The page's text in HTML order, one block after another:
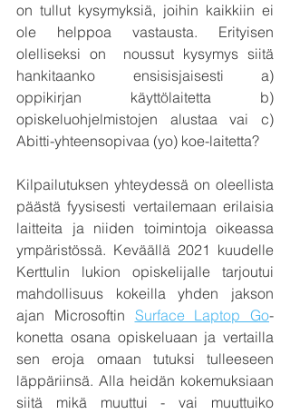
on tullut kysymyksiä, joihin kaikkiin ei
ole helppoa vastausta. Erityisen
olelliseksi on  noussut kysymys siitä
hankitaanko ensisisjaisesti a)
oppikirjan käyttölaitetta b)
opiskeluohjelmistojen alustaa vai c)
Abitti-yhteensopivaa (yo) koe-laitetta?
Kilpailutuksen yhteydessä on oleellista
päästä fyysisesti vertailemaan erilaisia
laitteita ja niiden toimintoja oikeassa
ympäristössä. Keväällä 2021 kuudelle
Kerttulin lukion opiskelijalle tarjoutui
mahdollisuus kokeilla yhden jakson
ajan Microsoftin Surface Laptop Go-
konetta osana opiskeluaan ja vertailla
sen eroja omaan tutuksi tulleeseen
läppäriinsä. Alla heidän kokemuksiaan
siitä mikä muuttui - vai muuttuiko